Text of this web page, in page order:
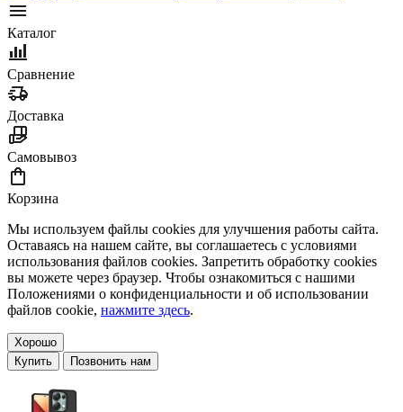
Каталог
Сравнение
Доставка
Самовывоз
Корзина
Мы используем файлы cookies для улучшения работы сайта.
Оставаясь на нашем сайте, вы соглашаетесь с условиями
использования файлов cookies. Запретить обработку cookies
вы можете через браузер. Чтобы ознакомиться с нашими
Положениями о конфиденциальности и об использовании
файлов cookie, нажмите здесь.
Хорошо
Купить
Позвонить нам